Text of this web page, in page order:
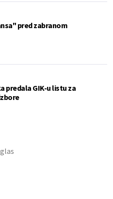
pred zabranom
predala GIK-u listu za